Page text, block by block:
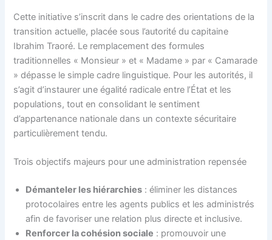
Cette initiative s’inscrit dans le cadre des orientations de la
transition actuelle, placée sous l’autorité du capitaine
Ibrahim Traoré. Le remplacement des formules
traditionnelles « Monsieur » et « Madame » par « Camarade
» dépasse le simple cadre linguistique. Pour les autorités, il
s’agit d’instaurer une égalité radicale entre l’État et les
populations, tout en consolidant le sentiment
d’appartenance nationale dans un contexte sécuritaire
particulièrement tendu.
Trois objectifs majeurs pour une administration repensée
Démanteler les hiérarchies : éliminer les distances
protocolaires entre les agents publics et les administrés
afin de favoriser une relation plus directe et inclusive.
Renforcer la cohésion sociale : promouvoir une